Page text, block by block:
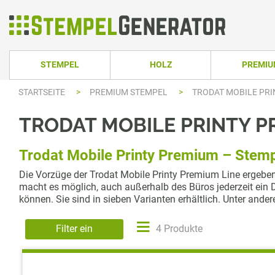
STEMPEL
TRODAT PRINTY LINE RUND
TRODAT PRINTY LINE OVAL
IMPRINT LINE
TRODAT PRINTY DATER
TRODAT PROFESSIONAL DATER
TRODAT CLASSIC
COLOP EXPERT
COLOP GREEN
COLOP GREEN
COLOP EXPERT
COLOP CLASSIC
HOLZ
HOLZSTEMPEL ECKIG TRODAT
TRODAT
STARTSEITE > PREMIUM STEMPEL > TRODAT MOBILE
TRODAT MOBILE PRINTY
Trodat Mobile Printy Premium –
Die Vorzüge der Trodat Mobile Printy Premium Line
macht es möglich, auch außerhalb des Büros jederzeit
können. Sie sind in sieben Varianten erhältlich. Unter
Filter ein 4 Produkte